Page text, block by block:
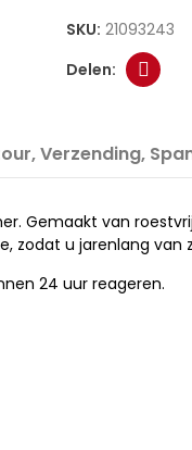
SKU: 21093243
Verzending,
Gemaakt van
zodat u jarenlang van
24 uur reageren.